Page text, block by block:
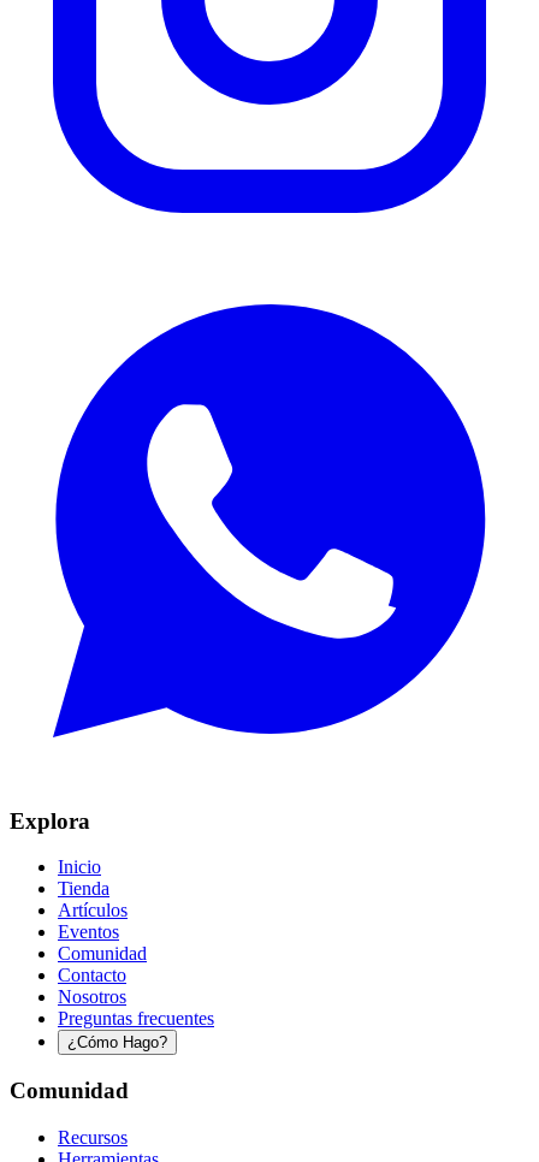
Explora
Inicio
Tienda
Artículos
Eventos
Comunidad
Contacto
Nosotros
Preguntas frecuentes
¿Cómo Hago?
Comunidad
Recursos